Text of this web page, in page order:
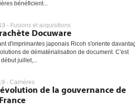
bénéficient...
- Fusions et acquisitions
Docuware
d'imprimantes japonais Ricoh s'oriente
de dématérialisation de document. C'est
juillet,...
- Carrières
de la gouvernance de